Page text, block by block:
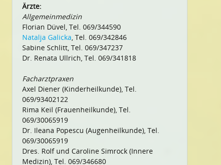
Ärzte:
Allgemeinmedizin
Florian Düvel, Tel. 069/344590
Natalja Galicka, Tel. 069/342846
Sabine Schlitt, Tel. 069/347237
Dr. Renata Ullrich, Tel. 069/341818
Facharztpraxen
Axel Diener (Kinderheilkunde), Tel.
069/93402122
Rima Keil (Frauenheilkunde), Tel.
069/30065919
Dr. Ileana Popescu (Augenheilkunde), Tel.
069/30065919
Dres. Rolf und Caroline Simrock (Innere
Medizin), Tel. 069/346680